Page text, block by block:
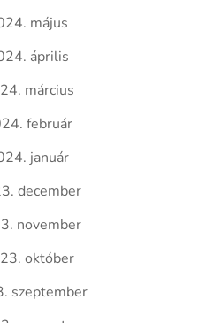
május
április
március
február
január
december
november
október
szeptember